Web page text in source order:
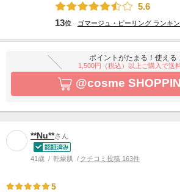
5.6
13位 ゴマージュ・ピーリング ランキ
ポイントがたまる！使える
1,500円（税込）以上ご購入で送
@cosme
**Nu**さん
41歳 乾燥肌 クチコミ投稿 163件
5